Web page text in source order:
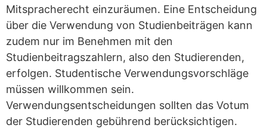
Mitspracherecht einzuräumen. Eine Entscheidung
über die Verwendung von Studienbeiträgen kann
zudem nur im Benehmen mit den
Studienbeitragszahlern, also den Studierenden,
erfolgen. Studentische Verwendungsvorschläge
müssen willkommen sein.
Verwendungsentscheidungen sollten das Votum
der Studierenden gebührend berücksichtigen.